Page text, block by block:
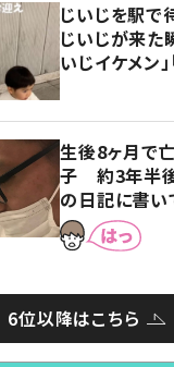
じいじを駅
じいじが来た
いじイケメン」
生後8ヶ月で
子 約3年半
の日記に書い
とは
6位以降はこちら